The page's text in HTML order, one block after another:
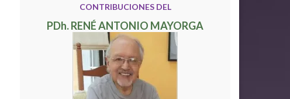
CONTRIBUCIONES DEL
PDh. RENÉ ANTONIO MAYORGA